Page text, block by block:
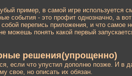
пример, в самой игре
события - это профит однозначно, а
перепись приложения, и что самое
можешь понять какой первый
решения(упрощенно)
если что упустил дополню позже. И в
свое, но описать их обязан.